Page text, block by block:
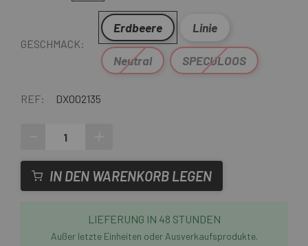
GESCHMACK:
Erdbeere Linie
Neutral SPECULOOS
REF: DX002135
IN DEN WARENKORB LEGEN
LIEFERUNG IN 48 STUNDEN
Außer letzte Einheiten oder Ausverkaufsprodukte.